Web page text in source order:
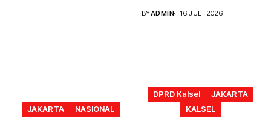
BYADMIN 16 JULI 2026
JAKARTA NASIONAL
DPRD Kalsel
JAKARTA
KALSEL